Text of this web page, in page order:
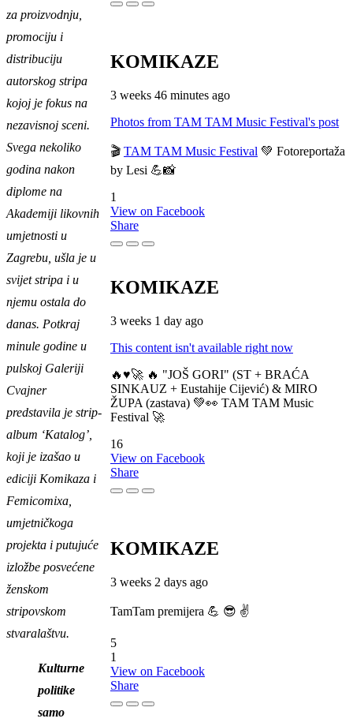
za proizvodnju,
promociju i
distribuciju
autorskog stripa
kojoj je fokus na
nezavisnoj sceni.
Svega nekoliko
godina nakon
diplome na
Akademiji likovnih
umjetnosti u
Zagrebu, ušla je u
svijet stripa i u
njemu ostala do
danas. Potkraj
minule godine u
pulskoj Galeriji
Cvajner
predstavila je strip-
album ‘Katalog’,
koji je izašao u
ediciji Komikaza i
Femicomixa,
umjetničkoga
projekta i putujuće
izložbe posvećene
ženskom
stripovskom
stvaralaštvu.
Kulturne
politike
samo
KOMIKAZE
3 weeks 46 minutes ago
Photos from TAM TAM Music Festival's post
🎬 TAM TAM Music Festival 💚 Fotoreportaža
by Lesi 💪📸
1
View on Facebook
Share
KOMIKAZE
3 weeks 1 day ago
This content isn't available right now
🔥♥️🚀 🔥 "JOŠ GORI" (ST + BRAĆA
SINKAUZ + Eustahije Cijević) & MIRO
ŽUPA (zastava) 💚👀 TAM TAM Music
Festival 🚀
16
View on Facebook
Share
KOMIKAZE
3 weeks 2 days ago
TamTam premijera 💪 😎 ✌️
5
1
View on Facebook
Share